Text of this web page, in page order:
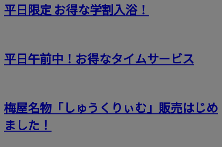
平日限定 お得な学割入浴！
平日午前中！お得なタイムサービス
梅屋名物「しゅうくりぃむ」販売はじめ
ました！